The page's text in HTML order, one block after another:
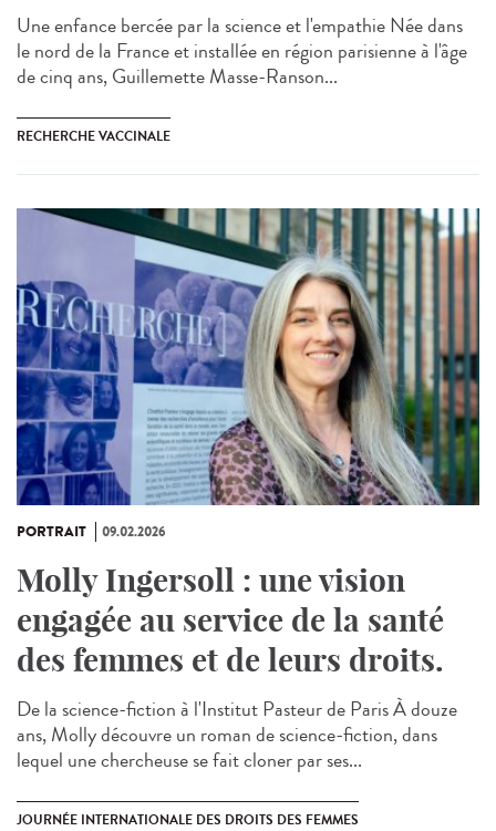
Une enfance bercée par la science et l'empathie Née dans
le nord de la France et installée en région parisienne à l'âge
de cinq ans, Guillemette Masse-Ranson...
RECHERCHE VACCINALE
PORTRAIT 09.02.2026
Molly Ingersoll : une vision
engagée au service de la santé
des femmes et de leurs droits.
De la science-fiction à l'Institut Pasteur de Paris À douze
ans, Molly découvre un roman de science-fiction, dans
lequel une chercheuse se fait cloner par ses...
JOURNÉE INTERNATIONALE DES DROITS DES FEMMES